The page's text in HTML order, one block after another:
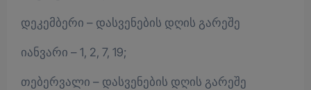
დეკემბერი – დასვენების დღის გარეშე
იანვარი – 1, 2, 7, 19;
თებერვალი – დასვენების დღის გარეშე